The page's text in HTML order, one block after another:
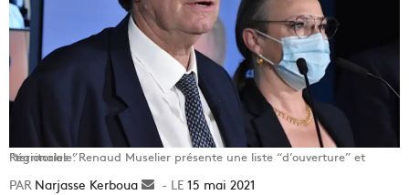
Régionales : Renaud Muselier présente une liste “d’ouverture” et “territoriale”
Narjasse Kerboua
Envoyer15 mai 2021